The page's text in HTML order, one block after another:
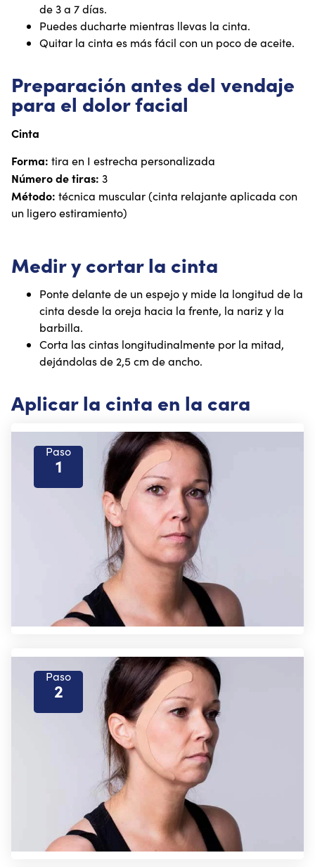
de 3 a 7 días.
Puedes ducharte mientras llevas la cinta.
Quitar la cinta es más fácil con un poco de aceite.
Preparación antes del vendaje
para el dolor facial
Cinta
Forma: tira en I estrecha personalizada
Número de tiras: 3
Método: técnica muscular (cinta relajante aplicada con
un ligero estiramiento)
Medir y cortar la cinta
Ponte delante de un espejo y mide la longitud de la
cinta desde la oreja hacia la frente, la nariz y la
barbilla.
Corta las cintas longitudinalmente por la mitad,
dejándolas de 2,5 cm de ancho.
Aplicar la cinta en la cara
Paso
1
Paso
2